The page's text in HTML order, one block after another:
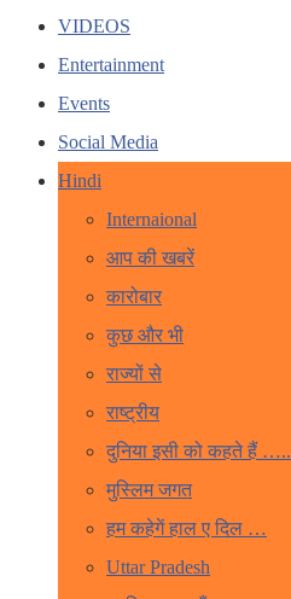
VIDEOS
Entertainment
Events
Social Media
Hindi
Internaional
आप की खबरें
कारोबार
कुछ और भी
राज्यों से
राष्ट्रीय
दुनिया इसी को कहते हैं …..
मुस्लिम जगत
हम कहेगें हाल ए दिल …
Uttar Pradesh